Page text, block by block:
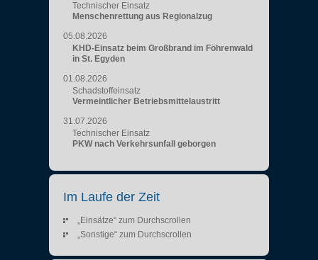
Technischer Einsatz
Menschenrettung aus Regionalzug
05.08.2026
KHD-Einsatz beim Großbrand im Föhrenwald
in St. Egyden
01.08.2026
Schadstoffeinsatz
Vermeintlicher Betriebsmittelaustritt
31.07.2026
Technischer Einsatz
PKW nach Verkehrsunfall geborgen
Im Laufe der Zeit
„Einsätze“ zum Durchscrollen
„Sonstige“ zum Durchscrollen